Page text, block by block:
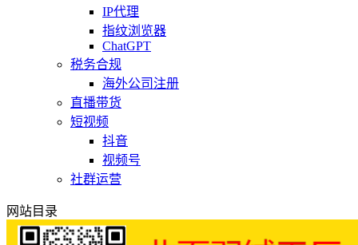
IP代理
指纹浏览器
ChatGPT
税务合规
海外公司注册
直播带货
短视频
抖音
视频号
社群运营
网站目录